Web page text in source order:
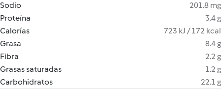
Sodio
201.8 mg
Proteína
3.4 g
Calorías
723 kJ / 172 kcal
Grasa
8.4 g
Fibra
2.2 g
Grasas saturadas
1.2 g
Carbohidratos
22.1 g